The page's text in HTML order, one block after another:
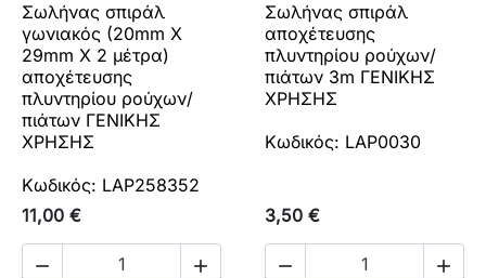
Σωλήνας σπιράλ
γωνιακός (20mm X
29mm X 2 μέτρα)
αποχέτευσης
πλυντηρίου ρούχων/
πιάτων ΓΕΝΙΚΗΣ
ΧΡΗΣΗΣ
Κωδικός: LAP258352
11,00 €
 
Σωλήνας σπιράλ
αποχέτευσης
πλυντηρίου ρούχων/
πιάτων 3m ΓΕΝΙΚΗΣ
ΧΡΗΣΗΣ
Κωδικός: LAP0030
3,50 €
 